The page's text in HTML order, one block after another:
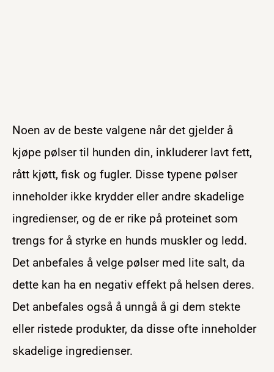
Noen av de beste valgene når det gjelder å
kjøpe pølser til hunden din, inkluderer lavt fett,
rått kjøtt, fisk og fugler. Disse typene pølser
inneholder ikke krydder eller andre skadelige
ingredienser, og de er rike på proteinet som
trengs for å styrke en hunds muskler og ledd.
Det anbefales å velge pølser med lite salt, da
dette kan ha en negativ effekt på helsen deres.
Det anbefales også å unngå å gi dem stekte
eller ristede produkter, da disse ofte inneholder
skadelige ingredienser.